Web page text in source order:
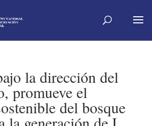
la dirección del
promueve el
del bosque